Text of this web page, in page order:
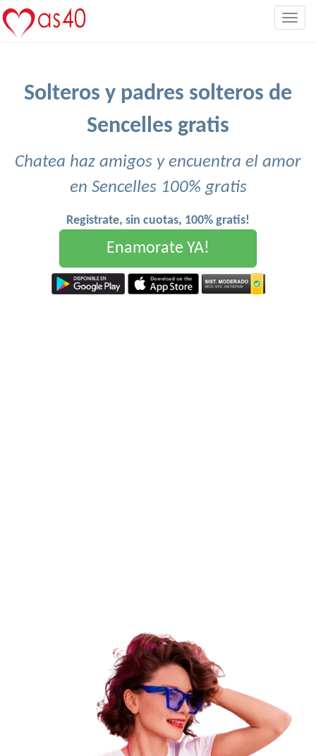
Solteros y padres solteros de
Sencelles gratis
Chatea haz amigos y encuentra el amor
en Sencelles 100% gratis
Registrate, sin cuotas, 100% gratis!
Enamorate YA!